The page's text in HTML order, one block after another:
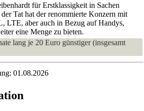
für Erstklassigkeit in Sachen
Tat hat der renommierte Konzern mit
LTE, aber auch in Bezug auf Handys,
eine Menge zu bieten.
lang je 20 Euro günstiger (insgesamt
01.08.2026